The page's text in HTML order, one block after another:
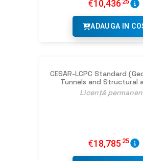
€10,436
ADAUGA IN
CESAR-LCPC Standard
Tunnels and Structural
Licență
€18,785 25